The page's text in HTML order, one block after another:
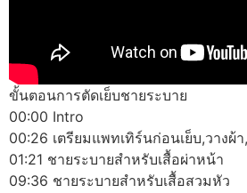
ขั้นตอนการตัดเย็บชายระบาย
00:00 Intro
00:26 เตรียมแพทเทิร์นก่อนเย็บ,วางผ้
01:21 ชายระบายสำหรับเสื้อผ่าหน้า
09:36 ชายระบายสำหรับเสื้อสวมหัว